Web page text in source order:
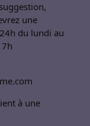
une
du lundi au
à une